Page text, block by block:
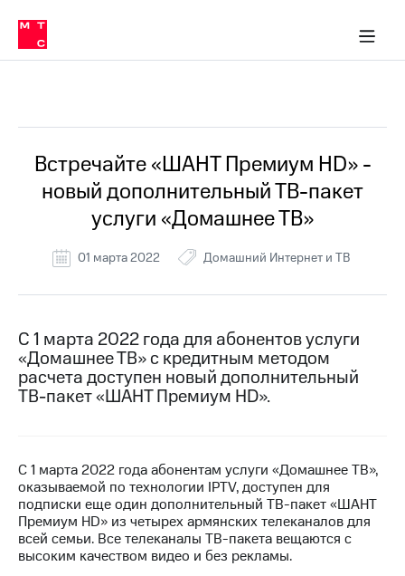
связь
Сервисы и подписки
30% на связь
кабинеты
Мобильная
и
Спутниковое
ТВ
МТС
Перенести
в МТС
Тарифы
Услуги
Семейная
группа
Заказать
SIM-
в МТС
Услуги
Роуминг
Личный
Скачать
Мой
МТС
Акции
Скидка 30%
RED,
РИИЛ
и МТС
Супер
дешевле
при
Встречайте «ШАНТ Премиум HD» -
новый дополнительный ТВ-пакет
услуги «Домашнее ТВ»
01 марта 2022 Домашний Интернет и ТВ
С 1 марта 2022 года для абонентов услуги
«Домашнее ТВ» с кредитным методом
расчета доступен новый дополнительный
ТВ-пакет«ШАНТ Премиум HD».
С 1 марта 2022 года абонентам услуги «Домашнее ТВ»,
оказываемой по технологии IPTV, доступен для
подписки еще один дополнительный ТВ-пакет«ШАНТ
Премиум HD» из четырех армянских телеканалов для
всей семьи. Все телеканалы ТВ-пакета вещаются c
высоким качеством видео и без рекламы.